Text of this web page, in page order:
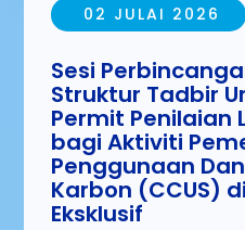
02 JULAI 2026
Sesi
Struktur Tadbir
Permit Penilaian
bagi Aktiviti
Penggunaan
Karbon (CCUS)
Eksklusif